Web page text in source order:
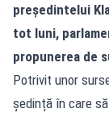
președintelui
tot luni,
propunerea de
Potrivit unor
ședință în care